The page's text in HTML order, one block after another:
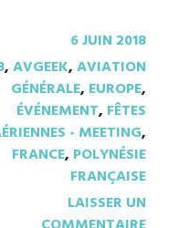
6 JUIN 2018
,AVGEEK,AVIATION
GÉNÉRALE, EUROPE,
ÉVÉNEMENT, FÊTES
- MEETING,
FRANCE, POLYNÉSIE
FRANÇAISE
LAISSER UN